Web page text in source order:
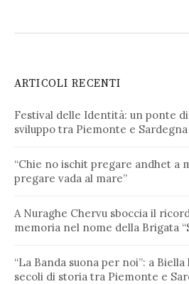
ARTICOLI RECENTI
Festival delle Identità: un ponte
sviluppo tra Piemonte e Sardegna
“Chie no ischit pregare andhet a
pregare vada al mare”
A Nuraghe Chervu sboccia il
memoria nel nome della Brigata
“La Banda suona per noi”: a
secoli di storia tra Piemonte e